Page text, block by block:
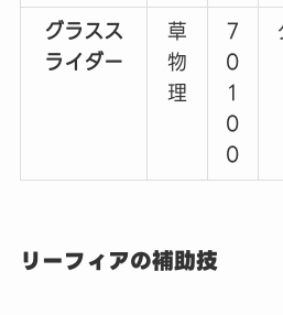
グラスス
ライダー
草
物
理
7
0
1
0
0
リーフィアの補助技